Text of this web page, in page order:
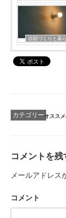
自邸づくりと暮ら
カ
オスス
コメントを残
メールアドレス
コメント